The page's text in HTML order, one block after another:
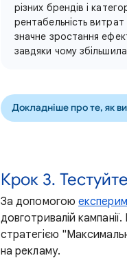
різних брендів і
рентабельність
значне зростання
завдяки чому
Докладніше про те, як
Крок 3.
За допомогою
довготривалій
стратегією
на рекламу.